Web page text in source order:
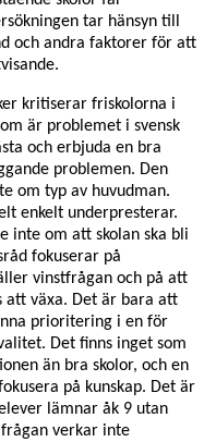
tar hänsyn till
och andra faktorer för att
kritiserar friskolorna i
är problemet i svensk
och erbjuda en bra
problemen. Den
om typ av huvudman.
enkelt underpresterar.
inte om att skolan ska bli
fokuserar på
vinstfrågan och på att
att växa. Det är bara att
prioritering i en för
Det finns inget som
än bra skolor, och en
på kunskap. Det är
lämnar åk 9 utan
verkar inte